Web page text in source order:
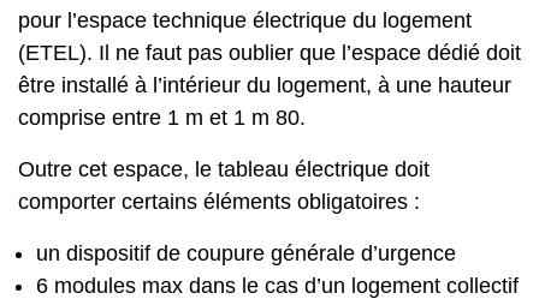
pour l’espace technique électrique du logement
(ETEL). Il ne faut pas oublier que l’espace dédié doit
être installé à l’intérieur du logement, à une hauteur
comprise entre 1 m et 1 m 80.
Outre cet espace, le tableau électrique doit
comporter certains éléments obligatoires :
un dispositif de coupure générale d’urgence
6 modules max dans le cas d’un logement collectif